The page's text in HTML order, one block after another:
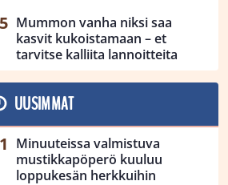
Mummon vanha niksi saa
kasvit kukoistamaan – et
tarvitse kalliita lannoitteita
UUSIMMAT
Minuuteissa valmistuva
mustikkapöperö kuuluu
loppukesän herkkuihin